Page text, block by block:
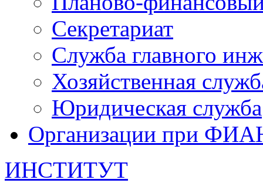
Секретариат
Служба главного
Хозяйственная
Юридическая служба
Организации при
ИНСТИТУТ